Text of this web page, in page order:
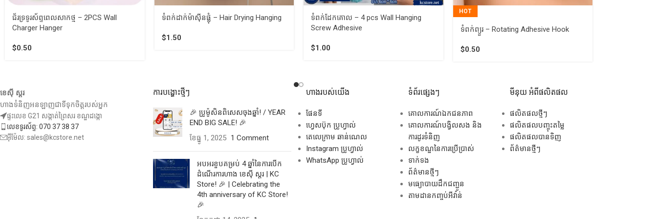
ជ័រទ្រទូរស័ព្ទពេលសាកថ្ម – 2PCS Wall
Charger Hanger
$0.50
ទំពក់ដាក់ម៉ាស៊ីនផ្លុំ – Hair Drying Hanging
$1.50
ទំពក់ដែកគោល – 4 pcs Wall Hanging
Screw Adhesive
$1.00
HOT
ទំពក់ព្យួរ​ – Rotating Adhesive Hook
$0.50
ខេស៊ី ស្តរ
ហាងទំនិញអនឡាញជាទីទុកចិត្តរបស់អ្នក
ផ្ទះលេខ G21 សង្កាត់ព្រៃសរ ខណ្ឌដង្កោ
លេខទូរស័ព្ទ: 070 37 38 37
អ៊ីម៉ែល: sales@kcstore.net
ការបង្ហោះថ្មីៗ
🎉 ប្រូម៉ូសិនពិសេសចុងឆ្នាំ! / YEAR
END BIG SALE! 🎉
ខែ​ធ្នូ 1, 2025 1 Comment
អបអរខួបគម្រប់ 4 ឆ្នាំនៃការបើក
ដំណើរការហាង ខេស៊ី ស្តរ | KC
Store! 🎉 | Celebrating the
4th anniversary of KC Store!
🎉
ហាងរបស់យើង
ផែនទី
ហ្វេសប៊ុក ប្រូហ្វាល់
តេលេក្រាម ឆាន់ណេល
Instagram ប្រូហ្វាល់
WhatsApp ប្រូហ្វាល់
ទំព័រផ្សេងៗ
គោលការណ៍ឯកជនភាព
គោលការណ៍បង្វិលសង និង
ការដូរទំនិញ
លក្ខខណ្ឌនៃការប្រើប្រាស់
ទាក់ទង
ព័ត៌មានថ្មីៗ
មធ្យោបាយដឹកជញ្ជូន
តាមដានកញ្ចប់អីវ៉ាន់
មីនុយ អំពីផលិតផល
ផលិតផលថ្មីៗ
ផលិតផលបញ្ចុះតម្លៃ
ផលិតផលបានទិញ
ព័ត៌មានថ្មីៗ